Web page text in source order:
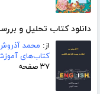
دانلود کتاب تحلیل و
از: محمد
کتاب‌های
۳۷ صفحه